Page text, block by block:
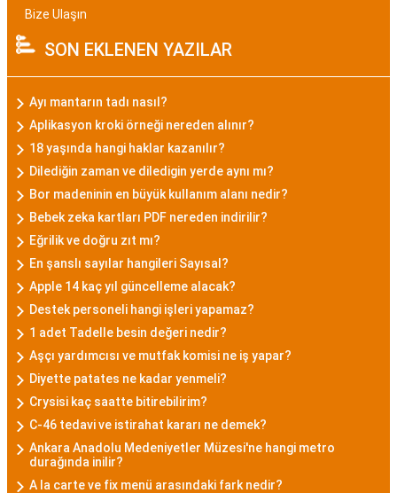
Bize Ulaşın
SON EKLENEN YAZILAR
Ayı mantarın tadı nasıl?
Aplikasyon kroki örneği nereden alınır?
18 yaşında hangi haklar kazanılır?
Dilediğin zaman ve diledigin yerde aynı mı?
Bor madeninin en büyük kullanım alanı nedir?
Bebek zeka kartları PDF nereden indirilir?
Eğrilik ve doğru zıt mı?
En şanslı sayılar hangileri Sayısal?
Apple 14 kaç yıl güncelleme alacak?
Destek personeli hangi işleri yapamaz?
1 adet Tadelle besin değeri nedir?
Aşçı yardımcısı ve mutfak komisi ne iş yapar?
Diyette patates ne kadar yenmeli?
Crysisi kaç saatte bitirebilirim?
C-46 tedavi ve istirahat kararı ne demek?
Ankara Anadolu Medeniyetler Müzesi'ne hangi metro
durağında inilir?
A la carte ve fix menü arasındaki fark nedir?